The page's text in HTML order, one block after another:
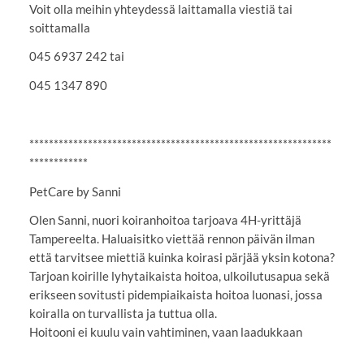
Voit olla meihin yhteydessä laittamalla viestiä tai
soittamalla
045 6937 242 tai
045 1347 890
**************************************************************
************
PetCare by Sanni
Olen Sanni, nuori koiranhoitoa tarjoava 4H-yrittäjä
Tampereelta. Haluaisitko viettää rennon päivän ilman
että tarvitsee miettiä kuinka koirasi pärjää yksin kotona?
Tarjoan koirille lyhytaikaista hoitoa, ulkoilutusapua sekä
erikseen sovitusti pidempiaikaista hoitoa luonasi, jossa
koiralla on turvallista ja tuttua olla.
Hoitooni ei kuulu vain vahtiminen, vaan laadukkaan